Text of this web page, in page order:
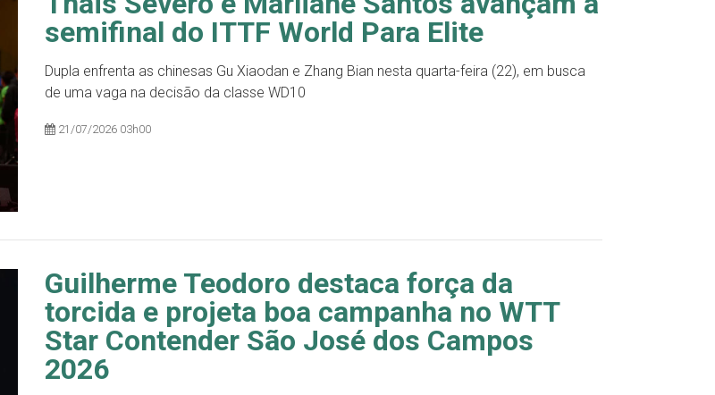
semifinal do ITTF World Para Elite
Dupla enfrenta as chinesas Gu Xiaodan e Zhang Bian nesta quarta-feira (22), em busca
de uma vaga na decisão da classe WD10
21/07/2026 03h00
Guilherme Teodoro destaca força da
torcida e projeta boa campanha no WTT
Star Contender São José dos Campos
2026